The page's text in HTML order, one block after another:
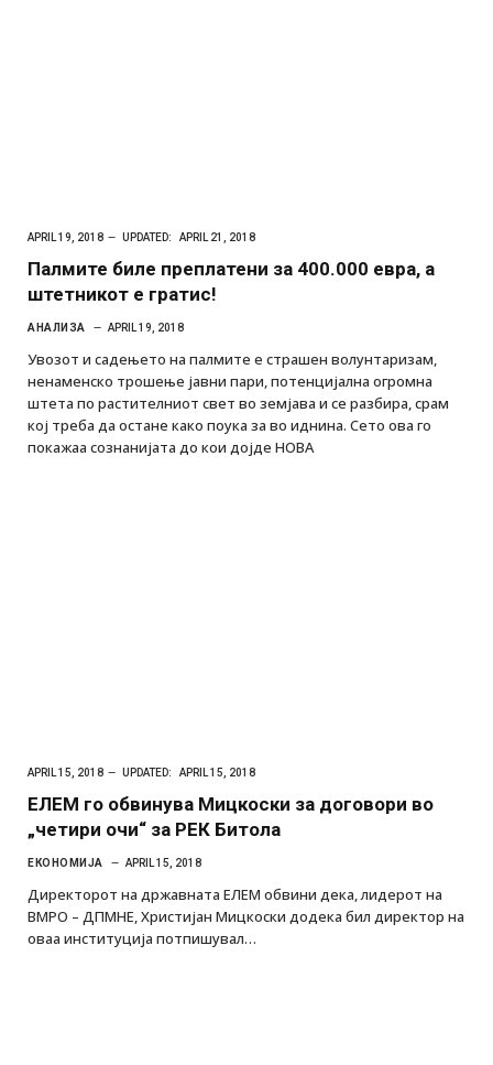
APRIL 19, 2018 UPDATED: APRIL 21, 2018
Палмите биле преплатени за 400.000 евра, а
штетникот е гратис!
АНАЛИЗА APRIL 19, 2018
Увозот и садењето на палмите е страшен волунтаризам,
ненаменско трошење јавни пари, потенцијална огромна
штета по растителниот свет во земјава и се разбира, срам
кој треба да остане како поука за во иднина. Сето ова го
покажаа сознанијата до кои дојде НОВА
APRIL 15, 2018 UPDATED: APRIL 15, 2018
ЕЛЕМ го обвинува Мицкоски за договори во
„четири очи“ за РЕК Битола
ЕКОНОМИЈА APRIL 15, 2018
Директорот на државната ЕЛЕМ обвини дека, лидерот на
ВМРО – ДПМНЕ, Христијан Мицкоски додека бил директор на
оваа институција потпишувал…